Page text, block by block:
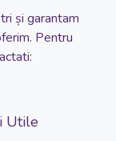
și garantam
Pentru
Utile